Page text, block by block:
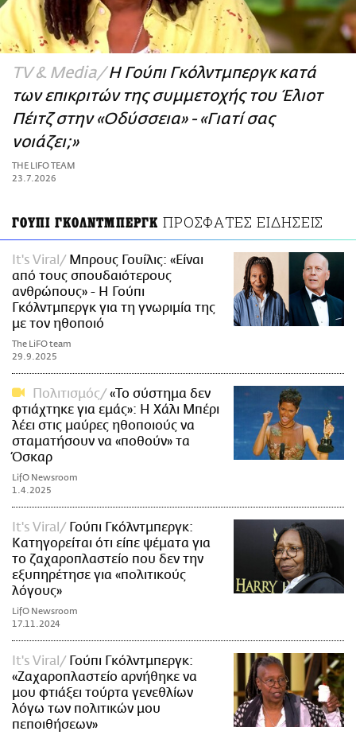
ΑΜΠΑ
PRINT
TV & Media Η Γούπι Γκόλντμπεργκ κατά
των επικριτών της συμμετοχής του Έλιοτ
Πέιτζ στην «Οδύσσεια» - «Γιατί σας
νοιάζει;»
THE LIFO TEAM
23.7.2026
ΓΟΥΠΙ ΓΚΟΛΝΤΜΠΕΡΓΚ ΠΡΟΣΦΑΤΕΣ ΕΙΔΗΣΕΙΣ
It's Viral
Μπρους Γουίλις: «Είναι
από τους σπουδαιότερους
ανθρώπους» - Η Γούπι
Γκόλντμπεργκ για τη γνωριμία της
με τον ηθοποιό
The LiFO team
29.9.2025
Πολιτισμός
«Το σύστημα δεν
φτιάχτηκε για εμάς»: Η Χάλι Μπέρι
λέει στις μαύρες ηθοποιούς να
σταματήσουν να «ποθούν» τα
Όσκαρ
LifO Newsroom
1.4.2025
It's Viral
Γούπι Γκόλντμπεργκ:
Κατηγορείται ότι είπε ψέματα για
το ζαχαροπλαστείο που δεν την
εξυπηρέτησε για «πολιτικούς
λόγους»
LifO Newsroom
17.11.2024
It's Viral
Γούπι Γκόλντμπεργκ:
«Ζαχαροπλαστείο αρνήθηκε να
μου φτιάξει τούρτα γενεθλίων
λόγω των πολιτικών μου
πεποιθήσεων»